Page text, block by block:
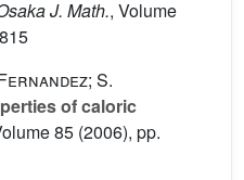
J. Math., Volume
S.
of caloric
85 (2006), pp.